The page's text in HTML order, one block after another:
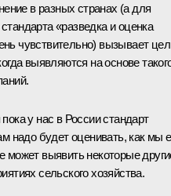
в разных странах (а для
«разведка и оценка
чувствительно) вызывает
выявляются на основе
у нас в России стандарт
надо будет оценивать, как мы
может выявить некоторые
сельского хозяйства.